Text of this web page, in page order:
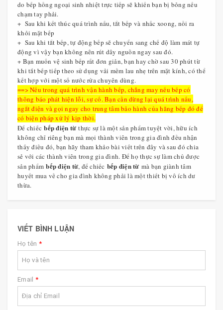
do bếp hồng ngoại sinh nhiệt trực tiếp sẽ khiến bạn bị bỏng nếu
chạm tay phải.
+ Sau khi kết thúc quá trình nấu, tắt bếp và nhấc xoong, nồi ra
khỏi mặt bếp
+ Sau khi tắt bếp, tự động bếp sẽ chuyển sang chế độ làm mát tự
động vì vậy bạn không nên rút dây nguồn ngay sau đó.
+ Bạn muốn vệ sinh bếp rất đơn giản, bạn hay chờ sau 30 phút từ
khi tắt bếp tiếp theo sử dụng vải mềm lau nhẹ trên mặt kính, có thể
kết hợp với một số nước rửa chuyên dùng.
==> Nếu trong quá trình vận hành bếp, chẳng may nếu bếp có
thông báo phát hiện lỗi, sự cố. Bạn cần dừng lại quá trình nấu,
ngắt điện và gọi ngay cho trung tâm bảo hành của hãng bếp đó để
có biện pháp xử lý kịp thời.
Để chiếcbếp điện từ thực sự là một sản phẩm tuyệt vời, hữu ích
không chỉ riêng bạn mà mọi thành viên trong gia đình đều nhận
thấy điều đó, bạn hãy tham khảo bài viết trên đây và sau đó chia
sẻ với các thành viên trong gia đình. Để họ thực sự làm chủ được
sản phẩmbếp điện từ, để chiếc bếp điện từ mà bạn giành tâm
huyết mua về cho gia đình không phải là một thiết bị vô ích dư
thừa.
VIẾT BÌNH LUẬN
Họ tên *
Email *